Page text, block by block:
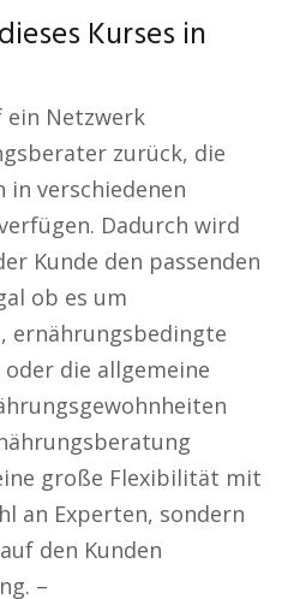
Kurses in
ein Netzwerk
zurück, die
in verschiedenen
Dadurch wird
Kunde den passenden
ob es um
ernährungsbedingte
die allgemeine
große Flexibilität mit
an Experten, sondern
den Kunden
–